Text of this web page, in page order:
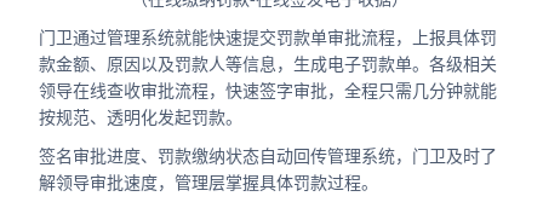
门卫通过管理系统就能快速提交罚款单审批流程，上报具体罚
款金额、原因以及罚款人等信息，生成电子罚款单。各级相关
领导在线查收审批流程，快速签字审批，全程只需几分钟就能
按规范、透明化发起罚款。
签名审批进度、罚款缴纳状态自动回传管理系统，门卫及时了
解领导审批速度，管理层掌握具体罚款过程。